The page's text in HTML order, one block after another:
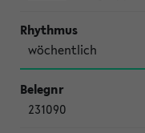
wöchentlich
231090